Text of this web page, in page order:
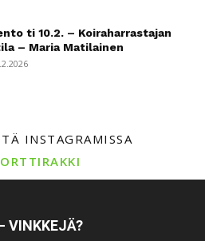
ti 10.2. – Koiraharrastajan
– Maria Matilainen
INSTAGRAMISSA
VINKKEJÄ?